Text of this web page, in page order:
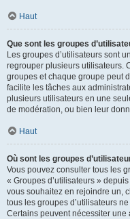
Haut
Que sont les groupes
Les groupes d’utilisateurs sont
regrouper plusieurs utilisateurs.
groupes et chaque groupe peut
facilite les tâches aux
plusieurs utilisateurs en une
de modération, ou bien leur
Haut
Où sont les groupes
Vous pouvez consulter tous les
« Groupes d’utilisateurs »
vous souhaitez en rejoindre un,
tous les groupes d’utilisateurs
Certains peuvent nécessiter une